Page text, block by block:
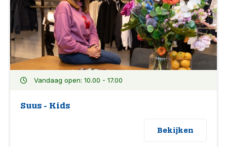
Vandaag open: 10.00 - 17.00
Suus - Kids
Bekijken